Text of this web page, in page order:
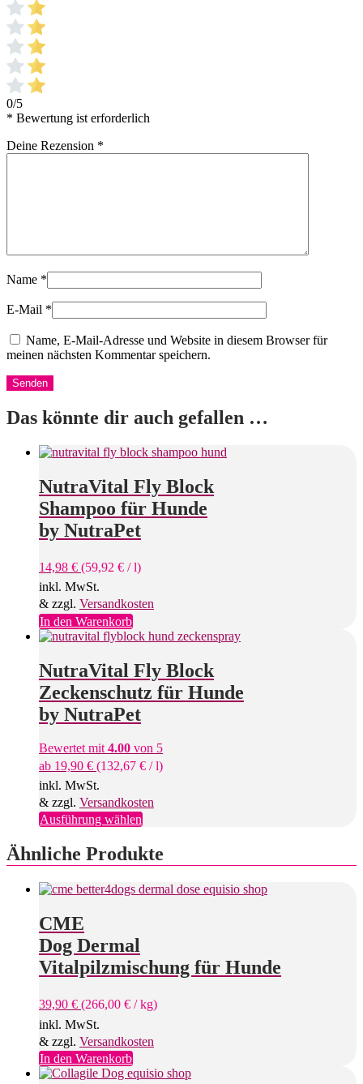
0/5
* Bewertung ist erforderlich
Deine Rezension *
Name *
E-Mail *
Name, E-Mail-Adresse und Website in diesem Browser für
meinen nächsten Kommentar speichern.
Das könnte dir auch gefallen …
NutraVital Fly Block
Shampoo für Hunde
by NutraPet
14,98 € (59,92 € /l)
inkl. MwSt.
& zzgl. Versandkosten
In den Warenkorb
NutraVital Fly Block
Zeckenschutz für Hunde
by NutraPet
Bewertet mit4.00 von 5
ab 19,90 € (132,67 € /l)
inkl. MwSt.
& zzgl. Versandkosten
Ausführung wählenDieses
weist
mehrere
auf.
der
Produktseite
werden
Ähnliche Produkte
CME
Dog Dermal
Vitalpilzmischung für Hunde
39,90 € (266,00 € /kg)
inkl. MwSt.
& zzgl. Versandkosten
In den Warenkorb